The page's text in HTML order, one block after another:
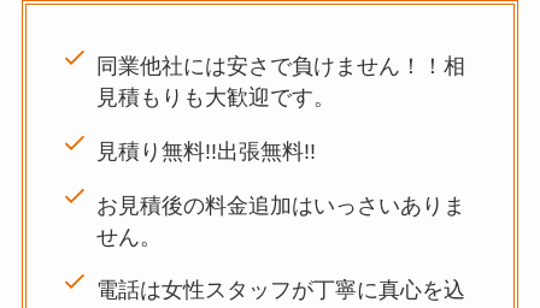
同業他社には安さで負けません！！相
見積もりも大歓迎です。
見積り無料!!出張無料!!
お見積後の料金追加はいっさいありま
せん。
電話は女性スタッフが丁寧に真心を込